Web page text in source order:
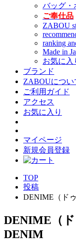
バッグ・
ご奉仕品
ZABOU
ranking
Made in
お気に入
ブランド
ZABOUについ
ご利用ガイド
アクセス
お気に入り
マイページ
新規会員登録
TOP
投稿
DENIME（ド
DENIME（
DENIM